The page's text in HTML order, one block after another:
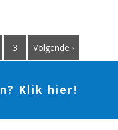
3 Volgende ›
Klik hier!